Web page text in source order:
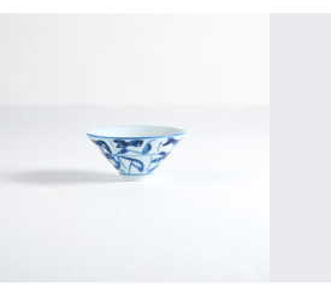
Додати в кошик